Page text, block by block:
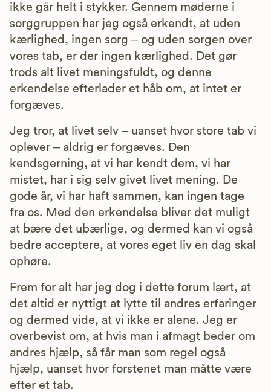
ikke går helt i stykker. Gennem møderne i
sorggruppen har jeg også erkendt, at uden
kærlighed, ingen sorg – og uden sorgen over
vores tab, er der ingen kærlighed. Det gør
trods alt livet meningsfuldt, og denne
erkendelse efterlader et håb om, at intet er
forgæves.
Jeg tror, at livet selv – uanset hvor store tab vi
oplever – aldrig er forgæves. Den
kendsgerning, at vi har kendt dem, vi har
mistet, har i sig selv givet livet mening. De
gode år, vi har haft sammen, kan ingen tage
fra os. Med den erkendelse bliver det muligt
at bære det ubærlige, og dermed kan vi også
bedre acceptere, at vores eget liv en dag skal
ophøre.
Frem for alt har jeg dog i dette forum lært, at
det altid er nyttigt at lytte til andres erfaringer
og dermed vide, at vi ikke er alene. Jeg er
overbevist om, at hvis man i afmagt beder om
andres hjælp, så får man som regel også
hjælp, uanset hvor forstenet man måtte være
efter et tab.